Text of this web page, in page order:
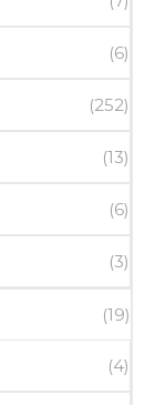
(6)
(252)
(13)
(6)
(3)
(19)
(4)